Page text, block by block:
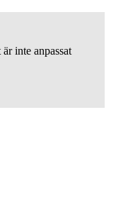
inte anpassat